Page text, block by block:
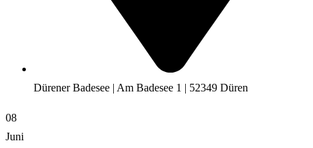
Dürener Badesee | Am Badesee 1 | 52349 Düren
08
Juni